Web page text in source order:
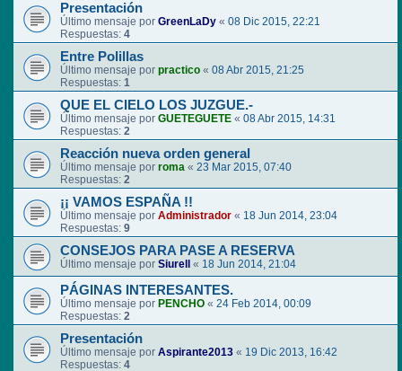
Presentación
Último mensaje por GreenLaDy « 08 Dic 2015, 22:21
Respuestas: 4
Entre Polillas
Último mensaje por practico « 08 Abr 2015, 21:25
Respuestas: 1
QUE EL CIELO LOS JUZGUE.-
Último mensaje por GUETEGUETE « 08 Abr 2015, 14:31
Respuestas: 2
Reacción nueva orden general
Último mensaje por roma « 23 Mar 2015, 07:40
Respuestas: 2
¡¡ VAMOS ESPAÑA !!
Último mensaje por Administrador « 18 Jun 2014, 23:04
Respuestas: 9
CONSEJOS PARA PASE A RESERVA
Último mensaje por Siurell « 18 Jun 2014, 21:04
PÁGINAS INTERESANTES.
Último mensaje por PENCHO « 24 Feb 2014, 00:09
Respuestas: 2
Presentación
Último mensaje por Aspirante2013 « 19 Dic 2013, 16:42
Respuestas: 4